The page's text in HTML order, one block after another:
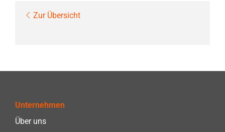
Zur Übersicht
Unternehmen
Über uns